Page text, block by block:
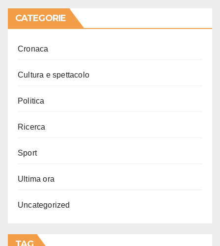
CATEGORIE
Cronaca
Cultura e spettacolo
Politica
Ricerca
Sport
Ultima ora
Uncategorized
TAG